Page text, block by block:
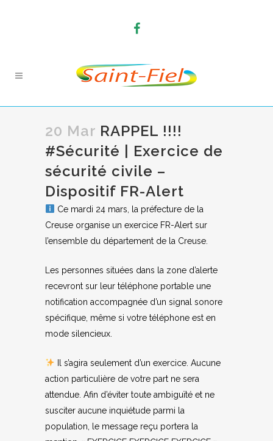
20 Mar RAPPEL !!!!
#Sécurité | Exercice de
sécurité civile –
Dispositif FR-Alert
Ce mardi 24 mars, la préfecture de la
Creuse organise un exercice FR-Alert sur
l’ensemble du département de la Creuse.
Les personnes situées dans la zone d’alerte
recevront sur leur téléphone portable une
notification accompagnée d’un signal sonore
spécifique, même si votre téléphone est en
mode silencieux.
Il s’agira seulement d’un exercice. Aucune
action particulière de votre part ne sera
attendue. Afin d’éviter toute ambiguïté et ne
susciter aucune inquiétude parmi la
population, le message reçu portera la